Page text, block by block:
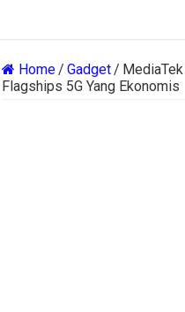
Home/ Gadget/
Flagships 5G Yang Ekonomis